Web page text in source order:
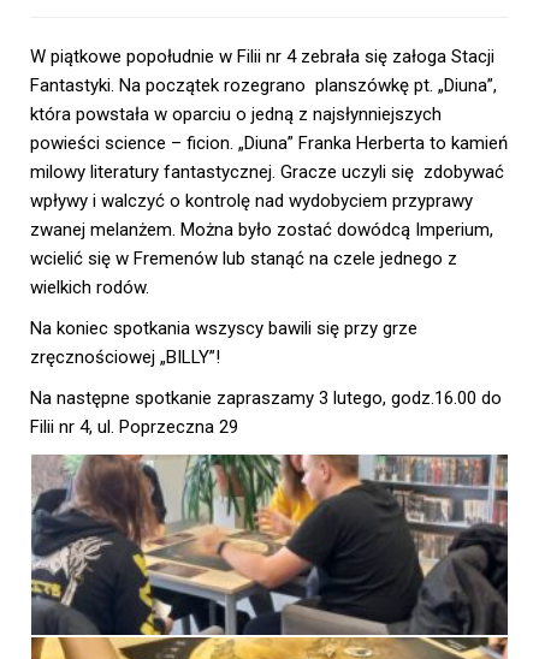
W piątkowe popołudnie w Filii nr 4 zebrała się załoga Stacji
Fantastyki. Na początek rozegrano planszówkę pt. „Diuna”,
która powstała w oparciu o jedną z najsłynniejszych
powieści science – ficion. „Diuna” Franka Herberta to kamień
milowy literatury fantastycznej. Gracze uczyli się zdobywać
wpływy i walczyć o kontrolę nad wydobyciem przyprawy
zwanej melanżem. Można było zostać dowódcą Imperium,
wcielić się w Fremenów lub stanąć na czele jednego z
wielkich rodów.
Na koniec spotkania wszyscy bawili się przy grze
zręcznościowej „BILLY”!
Na następne spotkanie zapraszamy 3 lutego, godz.16.00 do
Filii nr 4, ul. Poprzeczna 29